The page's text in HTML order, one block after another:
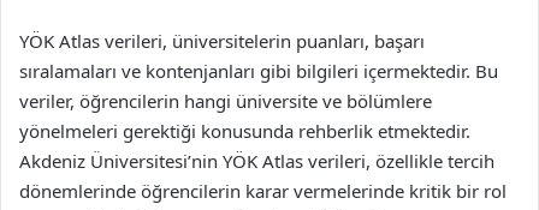
YÖK Atlas verileri, üniversitelerin puanları, başarı
sıralamaları ve kontenjanları gibi bilgileri içermektedir. Bu
veriler, öğrencilerin hangi üniversite ve bölümlere
yönelmeleri gerektiği konusunda rehberlik etmektedir.
Akdeniz Üniversitesi’nin YÖK Atlas verileri, özellikle tercih
dönemlerinde öğrencilerin karar vermelerinde kritik bir rol